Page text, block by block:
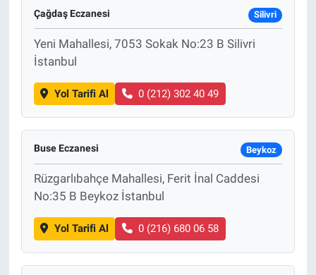
Çağdaş Eczanesi Silivri
Yeni Mahallesi, 7053 Sokak No:23 B Silivri
İstanbul
Yol Tarifi Al 0 (212) 302 40 49
Buse Eczanesi Beykoz
Rüzgarlıbahçe Mahallesi, Ferit İnal Caddesi
No:35 B Beykoz İstanbul
Yol Tarifi Al 0 (216) 680 06 58